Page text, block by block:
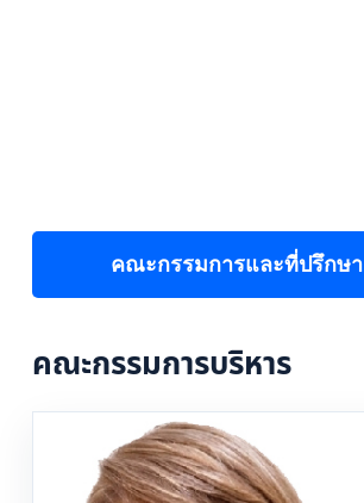
คณะกรรมการและที่ปรึกษา
คณะกรรมการบริหาร